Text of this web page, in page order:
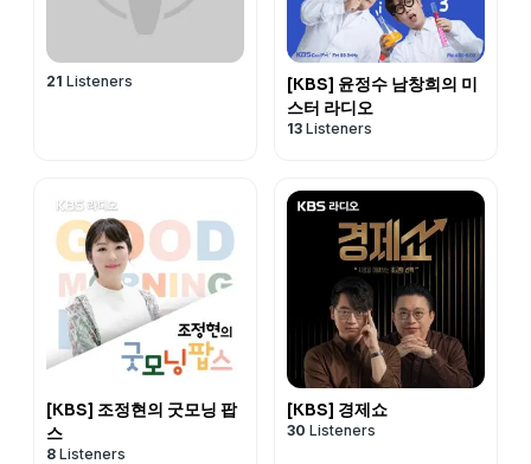
21 Listeners
[KBS] 윤정수 남창희의 미
스터 라디오
13 Listeners
[KBS] 조정현의 굿모닝 팝
스
8 Listeners
[KBS] 경제쇼
30 Listeners